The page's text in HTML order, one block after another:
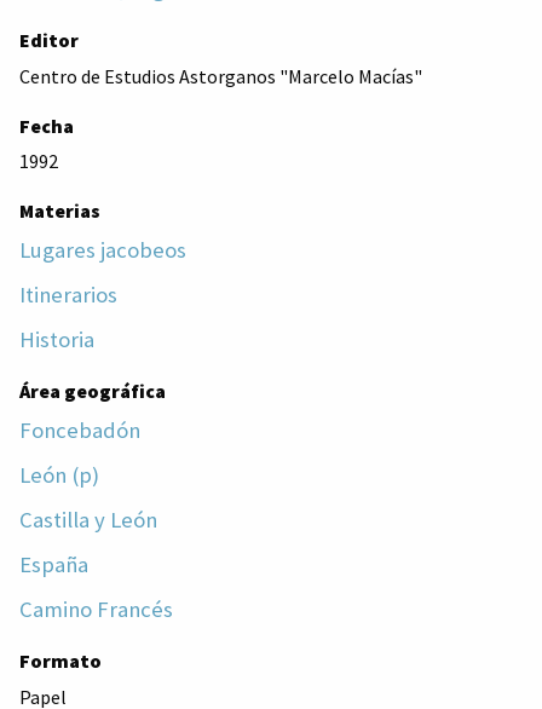
Editor
Centro de Estudios Astorganos "Marcelo Macías"
Fecha
1992
Materias
Lugares jacobeos
Itinerarios
Historia
Área geográfica
Foncebadón
León (p)
Castilla y León
España
Camino Francés
Formato
Papel